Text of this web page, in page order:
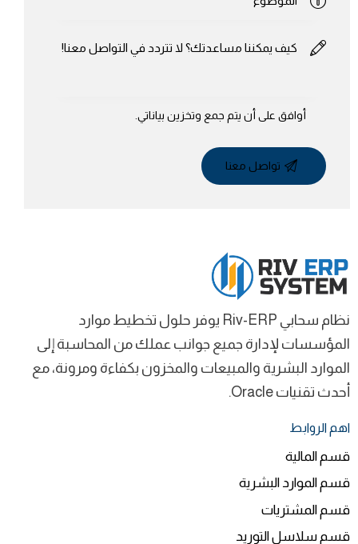
أوافق على أن يتم جمع وتخزين بياناتي
نظام سحابي Riv-ERP يوفر حلول تخطيط موارد
المؤسسات لإدارة جميع جوانب عملك من المحاسبة إلى
الموارد البشرية والمبيعات والمخزون بكفاءة ومرونة، مع
أحدث تقنيات Oracle.
اهم الروابط
قسم المالية
قسم الموارد البشرية
قسم المشتريات
قسم سلاسل التوريد